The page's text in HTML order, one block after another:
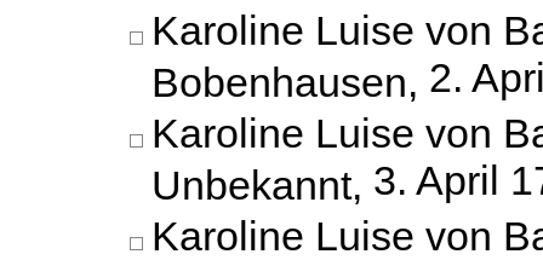
Karoline Luise von
Bobenhausen, 2.
Karoline Luise von
Unbekannt, 3. April
Karoline Luise von